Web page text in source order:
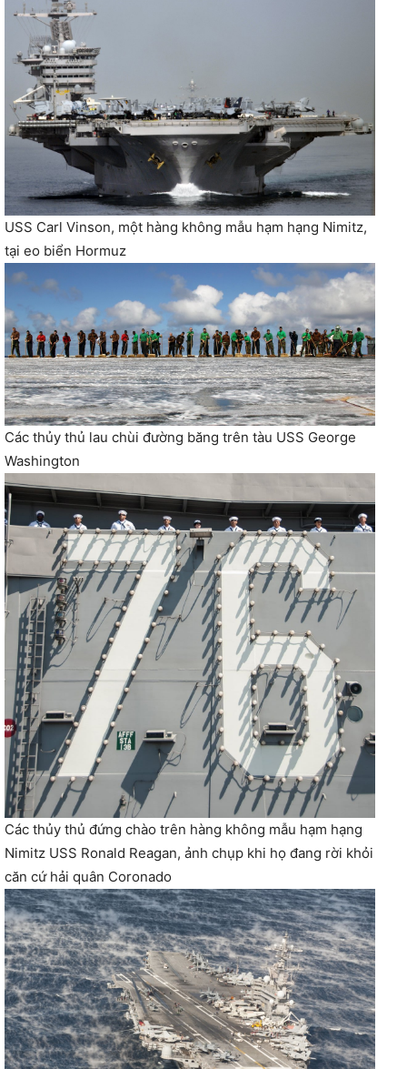
USS Carl Vinson, một hàng không mẫu hạm hạng Nimitz,
tại eo biển Hormuz
Các thủy thủ lau chùi đường băng trên tàu USS George
Washington
Các thủy thủ đứng chào trên hàng không mẫu hạm hạng
Nimitz USS Ronald Reagan, ảnh chụp khi họ đang rời khỏi
căn cứ hải quân Coronado